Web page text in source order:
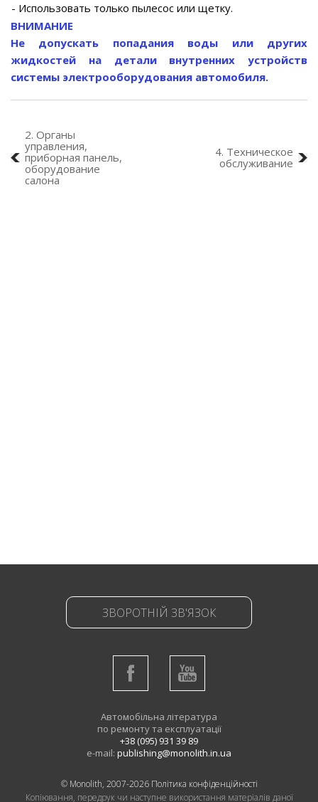
- Использовать только пылесос или щетку.
ВНИМАНИЕ
Не допускать попадания воды или других
жидкостей на детали внутренних устройств
системы электрооборудования автомобиля.
2. Органы
управления,
приборная панель,
оборудование
салона
4. Техническое
обслуживание
ЗВОРОТНІЙ ЗВ'ЯЗОК
Автомобільна література
по ремонту та експлуатації
+38 (095) 931 39 89
e-mail: publishing@monolith.in.ua
© Monolith, 2007-2026 Політика конфіденційності
Копіювання, передрук чи наступне використання матеріалів даної